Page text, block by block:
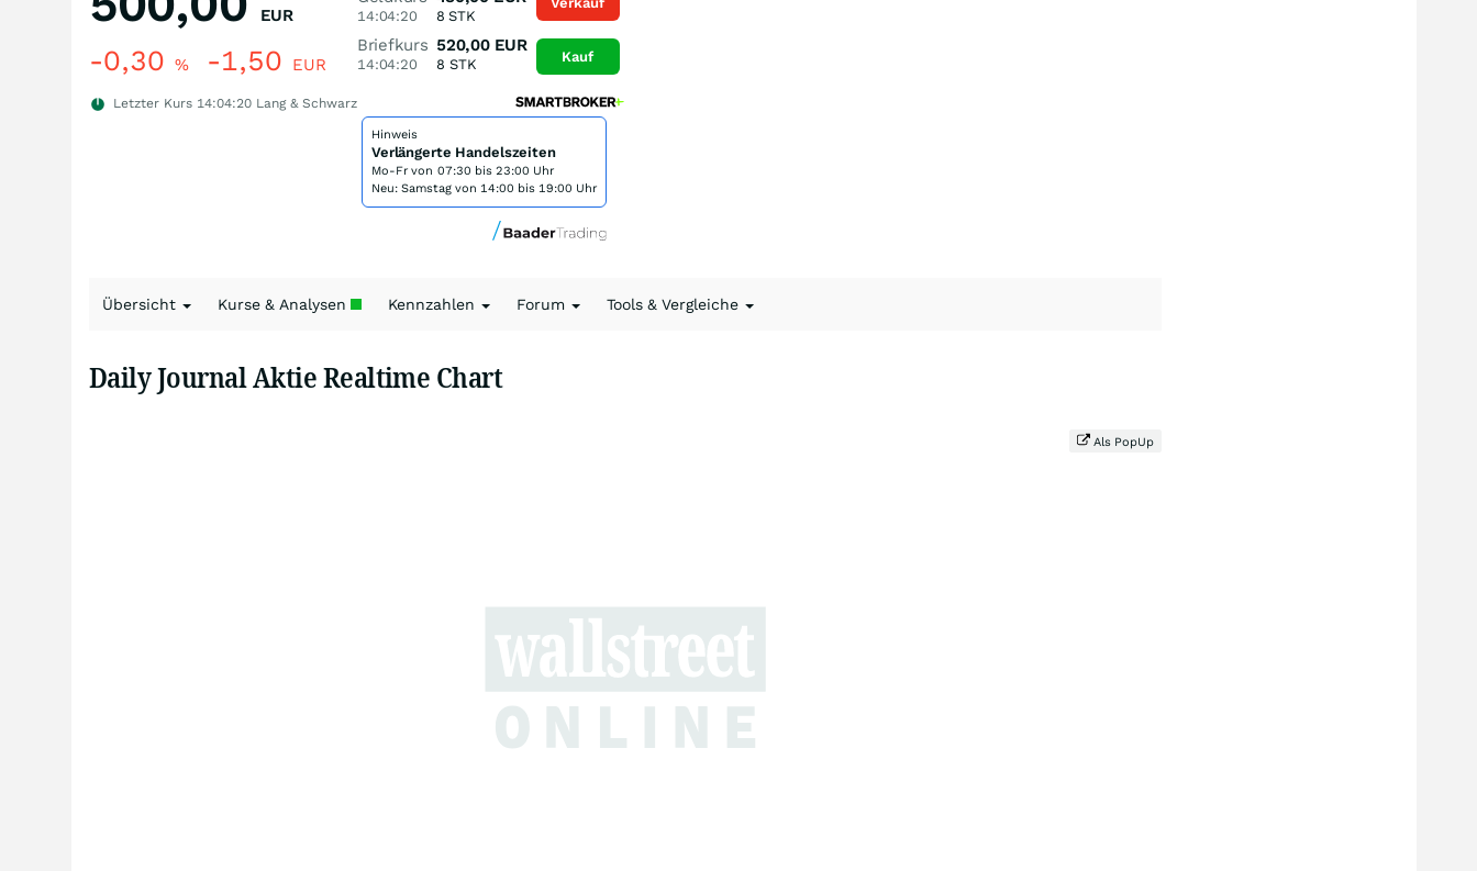
EUR
-0,30 % -1,50 EUR
Letzter Kurs 14:04:20 Lang & Schwarz
14:04:20 8 STK
Briefkurs
14:04:20
520,00 EUR
8 STK Kauf
Hinweis
Verlängerte Handelszeiten
Mo-Fr von 07:30 bis 23:00 Uhr
Neu: Samstag von 14:00 bis 19:00 Uhr
Übersicht Kurse & Analysen Kennzahlen Forum Tools & Vergleiche
Daily Journal Aktie Realtime Chart
Als PopUp